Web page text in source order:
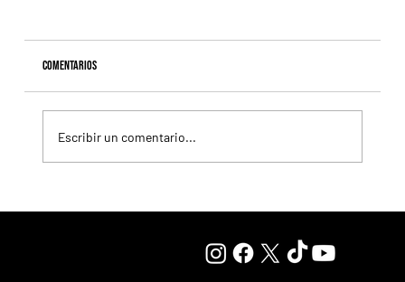
Comentarios
Escribir un comentario...